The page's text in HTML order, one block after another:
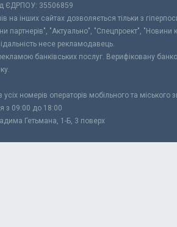
ЄДРПОУ: 35506859
на інших сайтах дозволяється тільки з
партнерів", "Актуально", "Спецпроект",
несе рекламодавець.
банківських послуг. Верифіковану
усіх номерів операторів мобільного та міського
з 09:00 до 18:00
Гетьмана, 1-Б, 3 поверх